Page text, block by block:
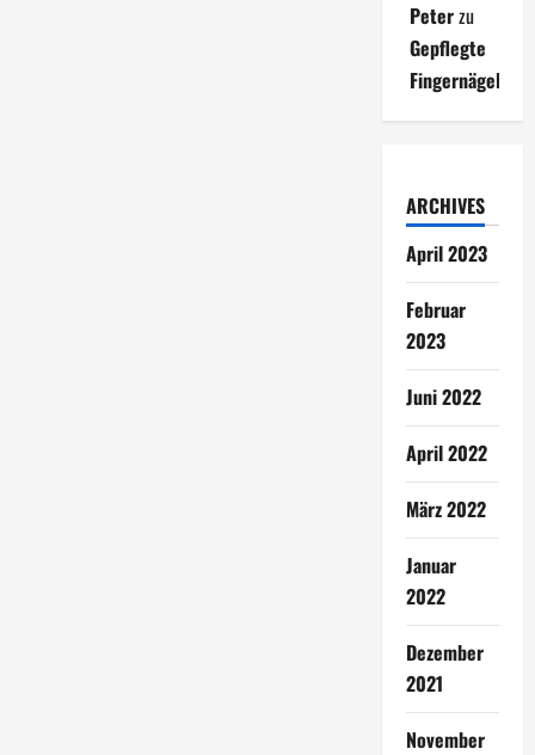
Peterzu
Gepflegte
Fingernägel
ARCHIVES
April 2023
Februar
2023
Juni 2022
April 2022
März 2022
Januar
2022
Dezember
2021
November